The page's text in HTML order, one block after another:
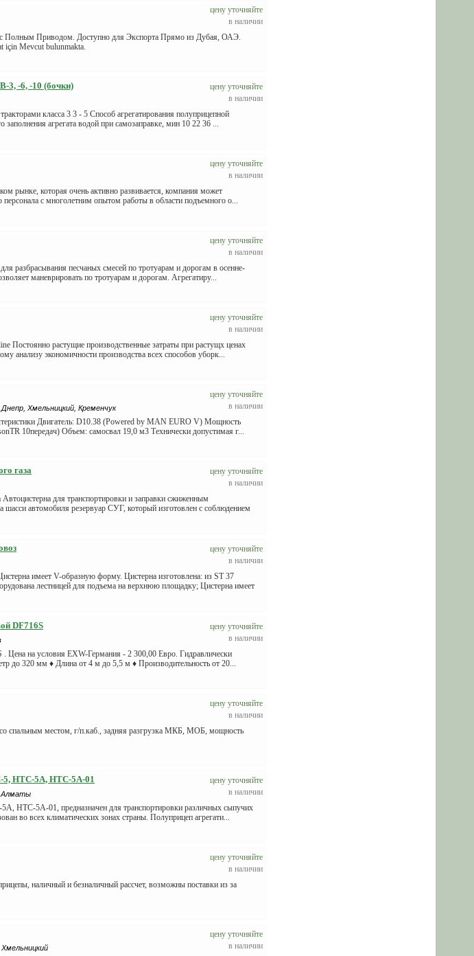
цену уточняйте
в наличии
Полным Приводом. Доступно для Экспорта Прямо из Дубая, ОАЭ.
için Mevcut bulunmakta.
цену уточняйте
в наличии
3, -6, -10 (бочки)
класса 3 3 - 5 Способ агрегатирования полуприцепной
агрегата водой при самозаправке, мин 10 22 36 ...
цену уточняйте
в наличии
рынке, которая очень активно развивается, компания может
персонала с многолетним опытом работы в области подъемного о...
цену уточняйте
в наличии
разбрасывания песчаных смесей по тротуарам и дорогам в осенне-
маневрировать по тротуарам и дорогам. Агрегатиру...
цену уточняйте
в наличии
Постоянно растущие производственные затраты при растущх ценах
анализу экономичности производства всех способов уборк...
цену уточняйте
в наличии
Хмельницкий, Кременчук
Двигатель: D10.38 (Powered by MAN EURO V) Мощность
10передач) Объем: самосвал 19,0 м3 Технически допустимая г...
цену уточняйте
в наличии
газа
для транспортировки и заправки сжиженным
автомобиля резервуар СУГ, который изготовлен с соблюдением
цену уточняйте
в наличии
V-образную форму. Цистерна изготовлена: из ST 37
лестницей для подъема на верхнюю площадку; Цистерна имеет
цену уточняйте
в наличии
DF716S
Цена на условия EXW-Германия - 2 300,00 Евро. Гидравлически
до 320 мм ♦ Длина от 4 м до 5,5 м ♦ Производительность от 20...
цену уточняйте
в наличии
спальным местом, г/п.каб., задняя разгрузка МКБ, МОБ, мощность
цену уточняйте
в наличии
5, НТС-5А, НТС-5А-01
Алматы
НТС-5А-01, предназначен для транспортировки различных сыпучих
во всех климатических зонах страны. Полуприцеп агрегати...
цену уточняйте
в наличии
наличный и безналичный рассчет, возможны поставки из за
цену уточняйте
в наличии